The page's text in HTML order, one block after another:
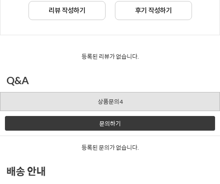
리뷰 작성하기 후기 작성하기
등록된 리뷰가 없습니다.
Q&A
상품문의4
문의하기
등록된 문의가 없습니다.
배송 안내